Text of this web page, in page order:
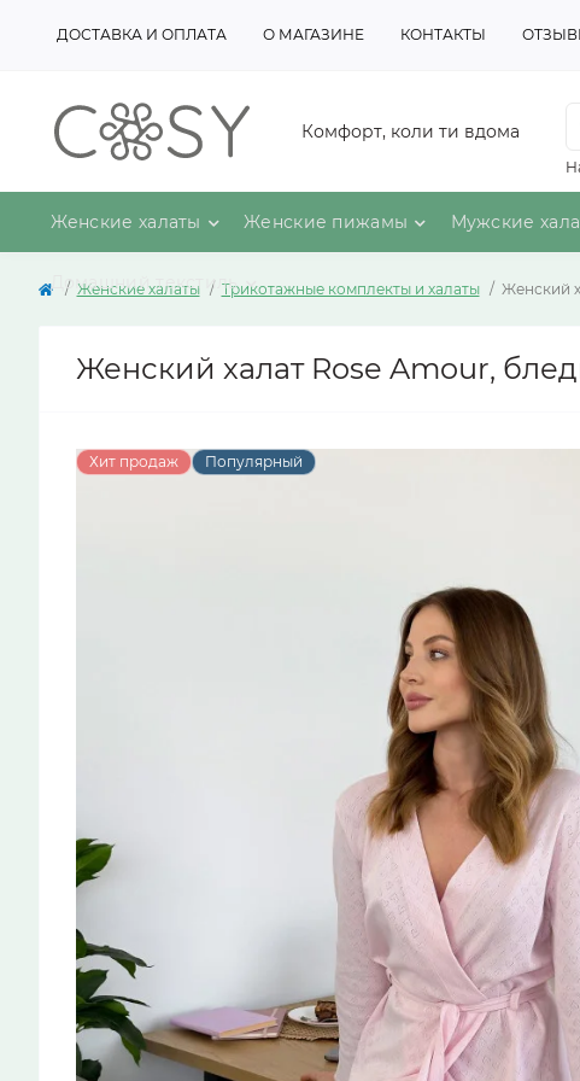
ДОСТАВКА И ОПЛАТА О МАГАЗИНЕ КОНТАКТЫ
Комфорт, коли ти вдома
Женские халаты Женские пижамы Мужские
Домашний текстиль
Женские халаты Трикотажные комплекты и халаты Женский
Женский халат Rose Amour,
Хит продаж Популярный